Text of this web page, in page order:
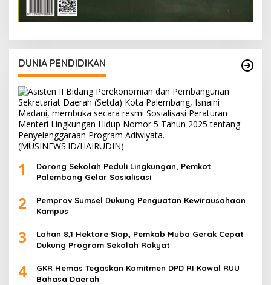
DUNIA PENDIDIKAN
1
Dorong Sekolah Peduli Lingkungan, Pemkot
Palembang Gelar Sosialisasi
2
Pemprov Sumsel Dukung Penguatan Kewirausahaan
Kampus
3
Lahan 8,1 Hektare Siap, Pemkab Muba Gerak Cepat
Dukung Program Sekolah Rakyat
4
GKR Hemas Tegaskan Komitmen DPD RI Kawal RUU
Bahasa Daerah